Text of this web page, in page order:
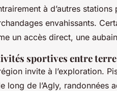
à d’autres
envahissants.
un accès direct, une
sportives entre
invite à l’exploration.
long de l’Agly, randonnées